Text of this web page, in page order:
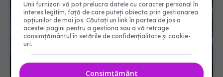
Unii furnizori vă pot prelucra datele cu caracter personal în
interes legitim, față de care puteți obiecta prin gestionarea
opțiunilor de mai jos. Căutați un link în partea de jos a
acestei pagini pentru a gestiona sau a vă retrage
consimțământul în setările de confidențialitate și cookie-
uri.
Consimțământ